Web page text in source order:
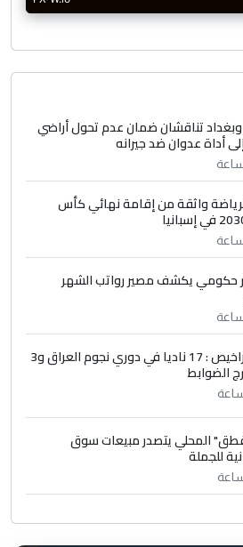
تناقشان ضمان عدم تحول أراضي
أداة عدوان ضد جيرانه
واثقة من إقامة نهائي كأس
حكومي يكشف مصير رواتب الشهر
لجنة التراخيص : 17 ناديا في دوري نجوم العراق و3
الضوابط
المحلي يتصدر مبيعات سوق
للجملة